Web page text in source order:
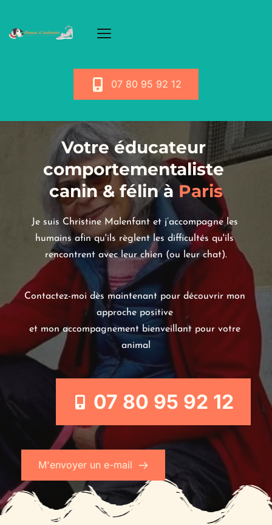
07 80 95 92 12
Votre éducateur
comportementaliste
canin & félin à Paris
Je suis Christine Malenfant et j’accompagne les
humains afin qu'ils règlent les difficultés qu'ils
rencontrent avec leur chien (ou leur chat).
Contactez-moi dès maintenant pour découvrir mon
approche positive
et mon accompagnement bienveillant pour votre
animal
07 80 95 92 12
M'envoyer un e-mail